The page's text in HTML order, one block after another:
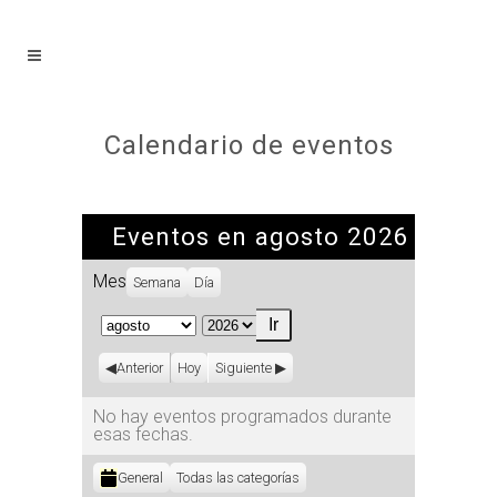
Calendario de eventos
Eventos en agosto 2026
Mes Semana Día
Mes
Año
Anterior Hoy Siguiente
No hay eventos programados durante
esas fechas.
Categorías
General Todas las categorías